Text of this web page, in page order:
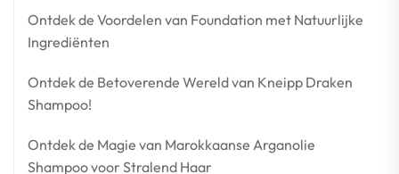
Ontdek de Voordelen van Foundation met Natuurlijke
Ingrediënten
Ontdek de Betoverende Wereld van Kneipp Draken
Shampoo!
Ontdek de Magie van Marokkaanse Arganolie
Shampoo voor Stralend Haar